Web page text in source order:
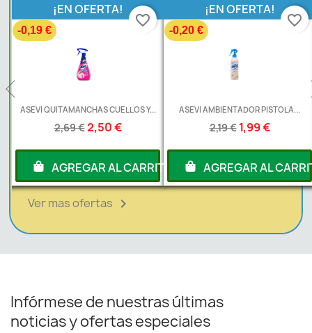
ASEVI QUITAMANCHAS CUELLOS Y...
2,69 €2,50 €
¡EN OFERTA!
-0,19 €
AGREGAR AL CARRITO
favorite_border
ASEVI AMBIENTADOR PISTOLA...
2,19 € 1,99 €
¡EN OFERTA!
-0,20 €
AGREGAR AL
favorite_border
Ver mas ofertas 
Infórmese de nuestras últimas
noticias y ofertas especiales